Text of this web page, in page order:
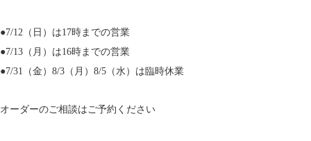
●7/12（日）は17時までの営業
●7/13（月）は16時までの営業
●7/31（金）8/3（月）8/5（水）は臨時休業
オーダーのご相談はご予約ください